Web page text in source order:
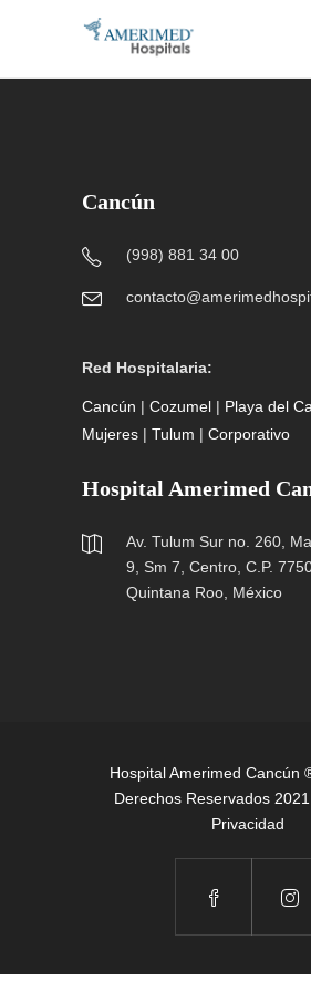
Cancún
(998) 881 34 00
Red Hospitalaria:
Cancún | Cozumel | Playa del
Mujeres | Tulum | Corporativo
Hospital Amerimed
Av. Tulum Sur no. 260,
9, Sm 7, Centro, C.P.
Quintana Roo, México
Hospital Amerimed Cancún
Derechos Reservados
Privacidad